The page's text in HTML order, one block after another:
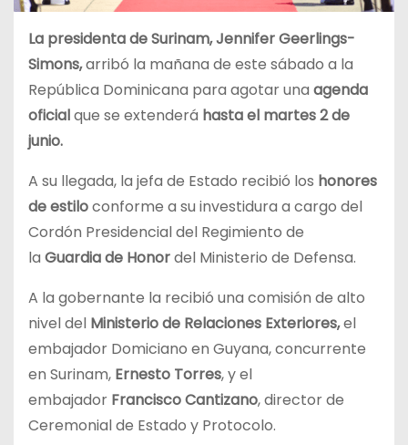
La presidenta de Surinam, Jennifer Geerlings-
Simons,arribó la mañana de este sábado a la
República Dominicana para agotar una agenda
oficialque se extenderá hasta el martes 2 de
junio.
A su llegada, la jefa de Estado recibió los honores
de estiloconforme a su investidura a cargo del
Cordón Presidencial del Regimiento de
la Guardia de Honordel Ministerio de Defensa.
A la gobernante la recibió una comisión de alto
nivel del Ministerio de Relaciones Exteriores,el
embajador Domiciano en Guyana, concurrente
en Surinam, Ernesto Torres, y el
embajador Francisco Cantizano, director de
Ceremonial de Estado y Protocolo.